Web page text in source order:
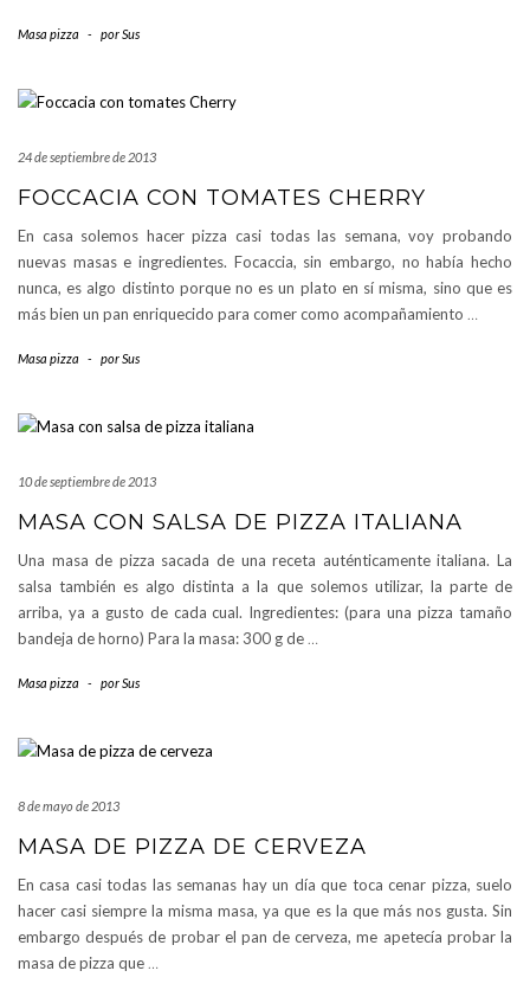
Masa pizza - porSus
24 de septiembre de 2013
FOCCACIA CON TOMATES CHERRY
En casa solemos hacer pizza casi todas las semana, voy probando
nuevas masas e ingredientes. Focaccia, sin embargo, no había hecho
nunca, es algo distinto porque no es un plato en sí misma, sino que es
más bien un pan enriquecido para comer como acompañamiento …
Masa pizza - porSus
10 de septiembre de 2013
MASA CON SALSA DE PIZZA ITALIANA
Una masa de pizza sacada de una receta auténticamente italiana. La
salsa también es algo distinta a la que solemos utilizar, la parte de
arriba, ya a gusto de cada cual. Ingredientes: (para una pizza tamaño
bandeja de horno) Para la masa: 300 g de …
Masa pizza - porSus
8 de mayo de 2013
MASA DE PIZZA DE CERVEZA
En casa casi todas las semanas hay un día que toca cenar pizza, suelo
hacer casi siempre la misma masa, ya que es la que más nos gusta. Sin
embargo después de probar el pan de cerveza, me apetecía probar la
masa de pizza que …